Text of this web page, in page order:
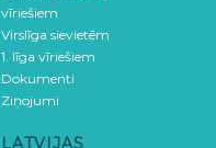
vīriešiem
Virslīga sievietēm
1. līga vīriešiem
Dokumenti
Ziņojumi
LATVIJAS